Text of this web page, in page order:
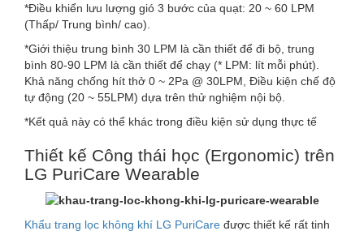
*Điều khiển lưu lượng gió 3 bước của quạt: 20 ~ 60 LPM
(Thấp/ Trung bình/ cao).
*Giới thiệu trung bình 30 LPM là cần thiết để đi bộ, trung
bình 80-90 LPM là cần thiết để chạy (* LPM: lít mỗi phút).
Khả năng chống hít thở 0 ~ 2Pa @ 30LPM, Điều kiện chế độ
tự động (20 ~ 55LPM) dựa trên thử nghiệm nội bộ.
*Kết quả này có thể khác trong điều kiện sử dụng thực tế
Thiết kế Công thái học (Ergonomic) trên
LG PuriCare Wearable
Khẩu trang lọc không khí LG PuriCare được thiết kế rất tinh